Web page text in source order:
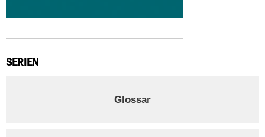
SERIEN
Glossar